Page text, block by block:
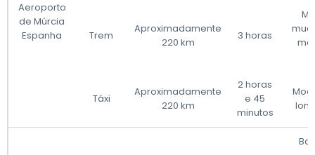
Aeroporto
de Múrcia
Espanha
Trem
Aproximadamente
220 km
3 horas
Táxi
Aproximadamente
220 km
2 horas
e 45
minutos